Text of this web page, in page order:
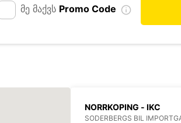
მე მაქვს Promo Code
NORRKOPING - IKC
SODERBERGS BIL